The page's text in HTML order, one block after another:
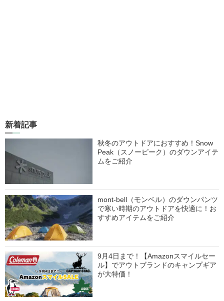
新着記事
秋冬のアウトドアにおすすめ！Snow
Peak（スノーピーク）のダウンアイテ
ムをご紹介
mont-bell（モンベル）のダウンパンツ
で寒い時期のアウトドアを快適に！お
すすめアイテムをご紹介
9月4日まで！【Amazonスマイルセー
ル】でアウトブランドのキャンプギア
が大特価！